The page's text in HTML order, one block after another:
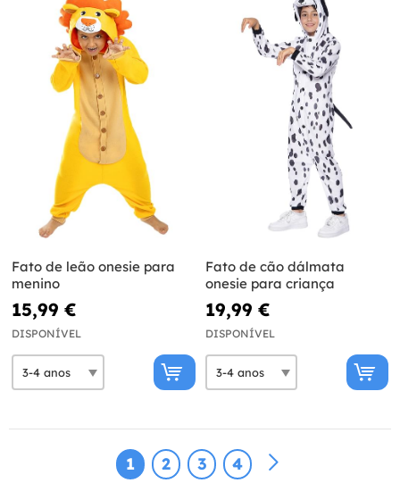
Fato de leão onesie para
menino
15,99 €
DISPONÍVEL
Fato de cão dálmata
onesie para criança
19,99 €
DISPONÍVEL
1 2 3 4